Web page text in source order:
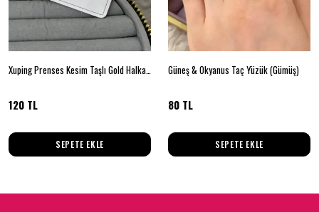
Xuping Prenses Kesim Taşlı Gold Halka Küpe
120 TL
SEPETE EKLE
Güneş & Okyanus Taç Yüzük (Gümüş)
80 TL
SEPETE EKLE